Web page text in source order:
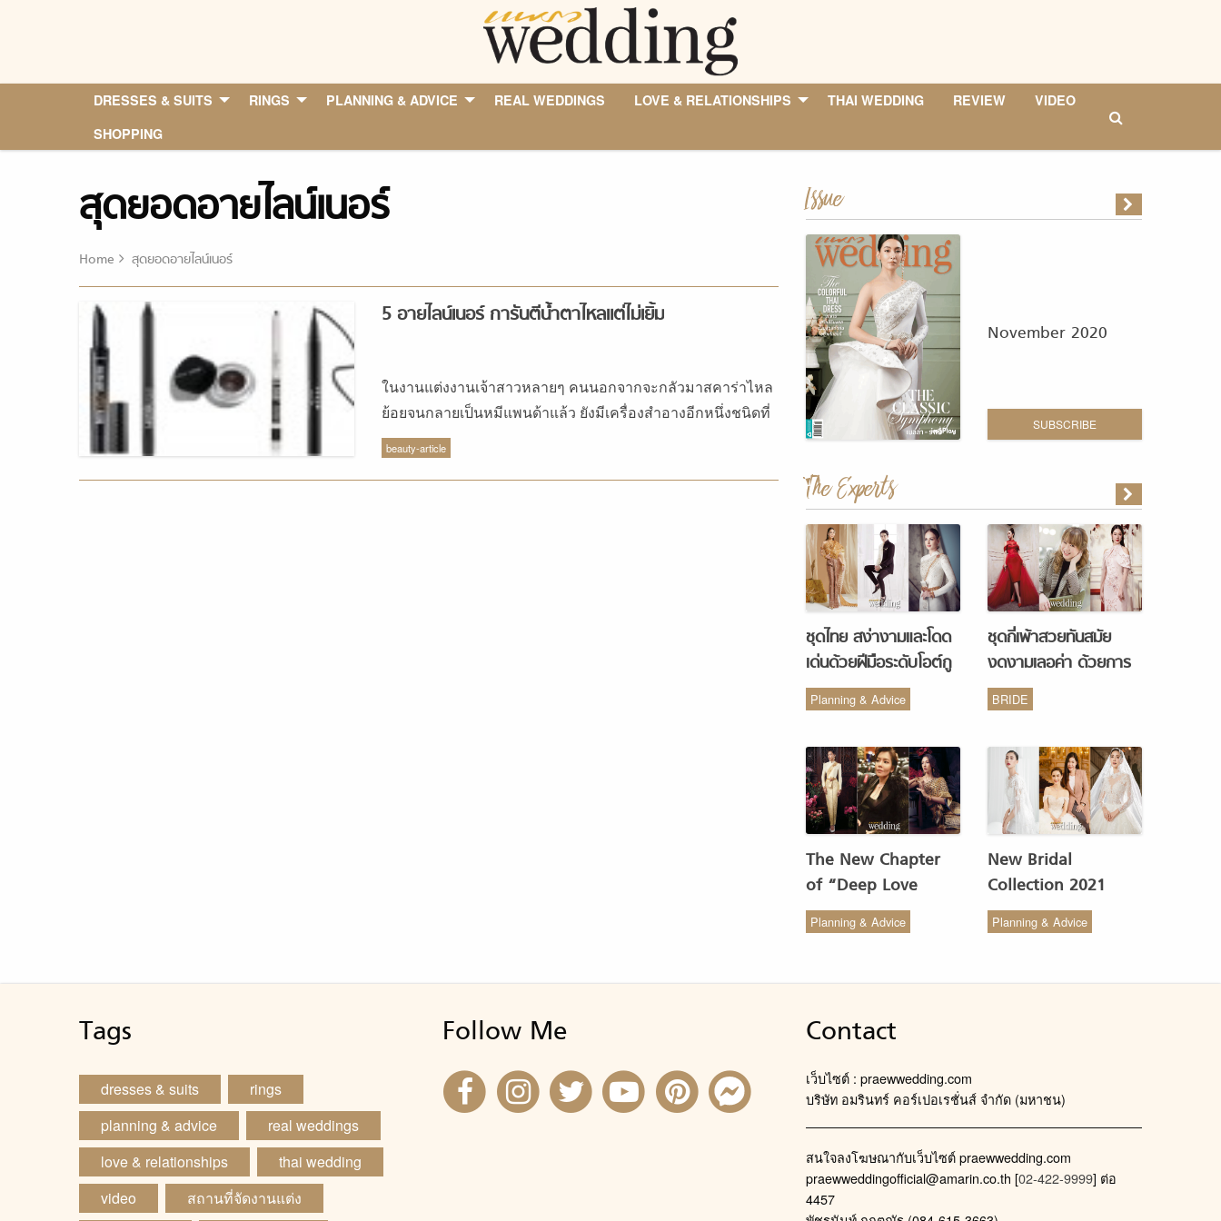
DRESSES & SUITS RINGS PLANNING & ADVICE REAL WEDDINGS LOVE & RELATIONSHIPS THAI WEDDING REVIEW
VIDEO
SHOPPING
สุดยอดอายไลน์เนอร์
Home สุดยอดอายไลน์เนอร์
5 อายไลน์เนอร์ การันตีน้ำตาไหลแต่ไม่เยิ้ม
ในงานแต่งงานเจ้าสาวหลายๆ คนนอกจากจะกลัวมาสคาร่าไหล
ย้อยจนกลายเป็นหมีแพนด้าแล้ว ยังมีเครื่องสำอางอีกหนึ่งชนิดที่
น่ากังวลไม่แพ้กันคือ อายไลน์เนอร์ ที่เยิ้มง่ายทำให้กลายเป็นหมี
แพนด้า เจ้าสาวคนไหนที่ไม่อยากกลายร่าง ตามเลดี้มาเลยจ้า
beauty-article
Issue
November 2020
SUBSCRIBE
The Experts
ชุดไทย สง่างามและโดด
เด่นด้วยฝีมือระดับโอต์กู
ตูร์ จากห้องเสื้อ Vanus
Couture
Planning & Advice
ชุดกี่เพ้าสวยทันสมัย
งดงามเลอค่า ด้วยการ
รังสรรค์จากห้องเสื้อ
Monique Wedding
BRIDE
The New Chapter
of “Deep Love
Wedding Studio” :
รังสรรค์ผ้าทอของไทยให้
Planning & Advice
New Bridal
Collection 2021
from COCO CHIC
สวย เรียบง่าย สไตล์มินิ
Planning & Advice
Tags
dresses & suits
rings
planning & advice
real weddings
love & relationships
thai wedding
video
สถานที่จัดงานแต่ง
Follow Me Contact
เว็บไซต์ : praewwedding.com
บริษัท อมรินทร์ คอร์เปอเรชั่นส์ จำกัด (มหาชน)
สนใจลงโฆษณากับเว็บไซต์ praewwedding.com
praewweddingofficial@amarin.co.th [02-422-9999] ต่อ
4457